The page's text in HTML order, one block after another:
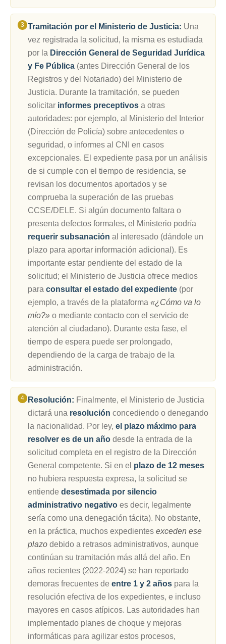
Tramitación por el Ministerio de Justicia: Una
vez registrada la solicitud, la misma es estudiada
por la Dirección General de Seguridad Jurídica
y Fe Pública(antes Dirección General de los
Registros y del Notariado) del Ministerio de
Justicia. Durante la tramitación, se pueden
solicitar informes preceptivosa otras
autoridades: por ejemplo, al Ministerio del Interior
(Dirección de Policía) sobre antecedentes o
seguridad, o informes al CNI en casos
excepcionales. El expediente pasa por un análisis
de si cumple con el tiempo de residencia, se
revisan los documentos aportados y se
comprueba la superación de las pruebas
CCSE/DELE. Si algún documento faltara o
presenta defectos formales, el Ministerio podría
requerir subsanación al interesado (dándole un
plazo para aportar información adicional). Es
importante estar pendiente del estado de la
solicitud; el Ministerio de Justicia ofrece medios
para consultar el estado del expediente(por
ejemplo, a través de la plataforma «¿Cómo va lo
mío?»o mediante contacto con el servicio de
atención al ciudadano). Durante esta fase, el
tiempo de espera puede ser prolongado,
dependiendo de la carga de trabajo de la
administración.
Resolución: Finalmente, el Ministerio de Justicia
dictará una resolución concediendo o denegando
la nacionalidad. Por ley, el plazo máximo para
resolver es de un añodesde la entrada de la
solicitud completa en el registro de la Dirección
General competente. Si en el plazo de 12 meses
no hubiera respuesta expresa, la solicitud se
entiende desestimada por silencio
administrativo negativoes decir, legalmente
sería como una denegación tácita). No obstante,
en la práctica, muchos expedientes exceden ese
plazodebido a retrasos administrativos, aunque
continúan su tramitación más allá del año. En
años recientes (2022-2024) se han reportado
demoras frecuentes de entre 1 y 2 añospara la
resolución efectiva de los expedientes, e incluso
mayores en casos atípicos. Las autoridades han
implementado planes de choque y mejoras
informáticas para agilizar estos procesos,